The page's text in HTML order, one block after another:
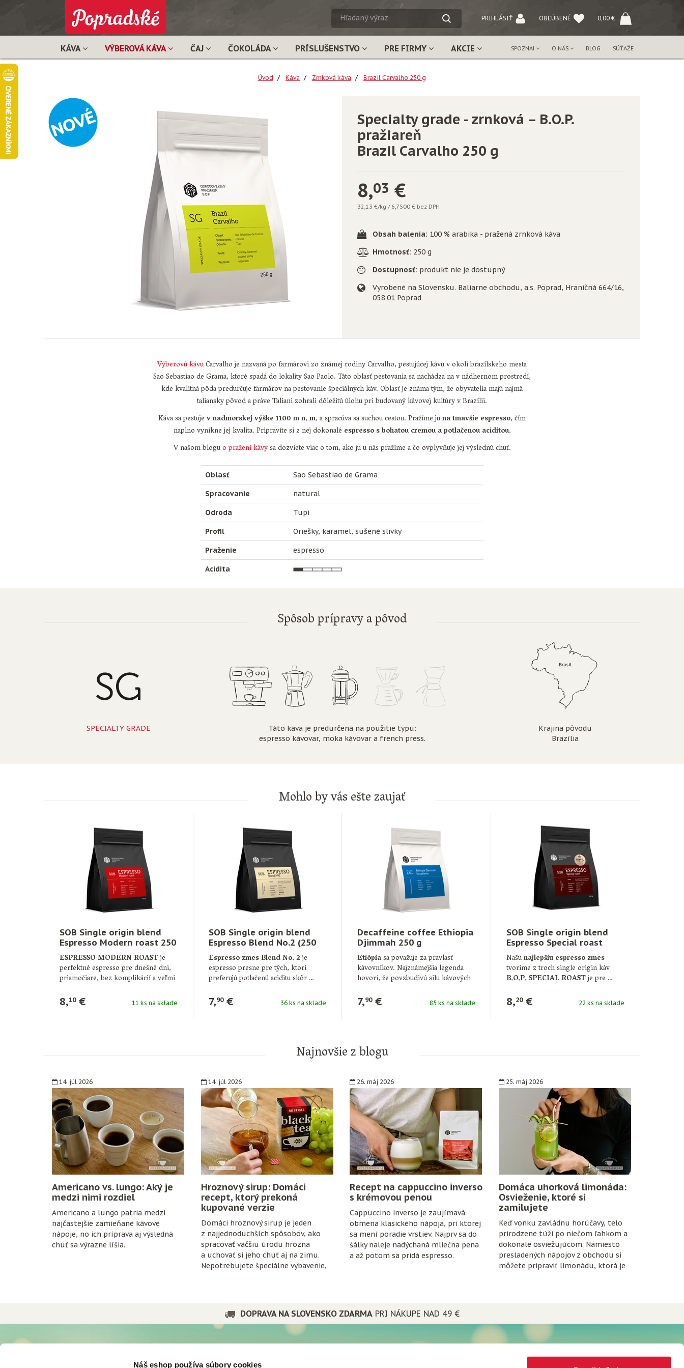
Náš eshop používa súbory cookies
HĽADANÝ
VÝRAZ
PRIHLÁSIŤ OBĽÚBENÉ 0,00 €
KÁVA VÝBEROVÁ KÁVA ČAJ ČOKOLÁDA PRÍSLUŠENSTVO PRE FIRMY AKCIE SPOZNAJ O NÁS BLOG SÚŤAŽE
Úvod Káva Zrnková káva Brazil Carvalho 250 g
Specialty grade - zrnková – B.O.P.
pražiareň
Brazil Carvalho 250 g
8,03 €
32,13 €/kg / 6,7500 € bez DPH
Obsah balenia: 100 % arabika - pražená zrnková káva
Hmotnosť: 250 g
Dostupnosť: produkt nie je dostupný
Vyrobené na Slovensku. Baliarne obchodu, a.s. Poprad, Hraničná 664/16,
058 01 Poprad
Výberovú kávuCarvalho je nazvaná po farmárovi zo známej rodiny Carvalho, pestujúcej kávu v okolí brazílskeho mesta
Sao Sebastiao de Grama, ktoré spadá do lokality Sao Paolo. Táto oblasť pestovania sa nachádza na v nádhernom prostredí,
kde kvalitná pôda predurčuje farmárov na pestovanie špeciálnych káv. Oblasť je známa tým, že obyvatelia majú najmä
taliansky pôvod a práve Taliani zohrali dôležitú úlohu pri budovaný kávovej kultúry v Brazílii.
Káva sa pestujev nadmorskej výške 1100 m n. m.a spracúva sa suchou cestou. Pražíme juna tmavšie espresso, čím
naplno vynikne jej kvalita. Pripravíte si z nej dokonalé espresso s bohatou cremou a potlačenou aciditou.
V našom bloguo pražení kávysa dozviete viac o tom, ako ju u nás pražíme a čo ovplyvňuje jej výslednú chuť.
Oblasť Sao Sebastiao de Grama
Spracovanie natural
Odroda Tupi
Profil Oriešky, karamel, sušené slivky
Praženie espresso
Acidita
Spôsob prípravy a pôvod
SPECIALTY GRADE
Táto káva je predurčená na použitie typu:
espresso kávovar, moka kávovar a french press.
Krajina pôvodu
Brazília
Mohlo by vás ešte zaujať
SOB Single origin blend
Espresso Modern roast 250
g
ESPRESSO MODERN ROASTje
perfektné espresso pre dnešné dni,
priamočiare, bez komplikácií a veľmi
8,10€ 11 ks na sklade
SOB Single origin blend
Espresso Blend No.2 (250
g)
Espresso zmes Blend No. 2je
espresso presne pre tých, ktorí
preferujú potlačenú aciditu skôr …
7,90€ 36 ks na sklade
Decaffeine coffee Ethiopia
Djimmah 250 g
Etiópiasa považuje za pravlasť
kávovníkov. Najznámejšia legenda
hovorí, že povzbudivú silu kávových
7,90€ 85 ks na sklade
SOB Single origin blend
Espresso Special roast
250g
Našunajlepšiu espresso zmes
tvoríme z troch single origin káv
B.O.P. SPECIAL ROASTje pre …
8,20€ 22 ks na sklade
Najnovšie z blogu
14. júl 2026
Americano vs. lungo: Aký je
medzi nimi rozdiel
Americano a lungo patria medzi
najčastejšie zamieňané kávové
nápoje, no ich príprava aj výsledná
chuť sa výrazne líšia.
14. júl 2026
Hroznový sirup: Domáci
recept, ktorý prekoná
kupované verzie
Domáci hroznový sirup je jeden
z najjednoduchších spôsobov, ako
spracovať väčšiu úrodu hrozna
a uchovať si jeho chuť aj na zimu.
Nepotrebujete špeciálne vybavenie,
26. máj 2026
Recept na cappuccino inverso
s krémovou penou
Cappuccino inverso je zaujímavá
obmena klasického nápoja, pri ktorej
sa mení poradie vrstiev. Najprv sa do
šálky naleje nadýchaná mliečna pena
a až potom sa pridá espresso.
25. máj 2026
Domáca uhorková limonáda:
Osvieženie, ktoré si
zamilujete
Keď vonku zavládnu horúčavy, telo
prirodzene túži po niečom ľahkom a
dokonale osviežujúcom. Namiesto
presladených nápojov z obchodu si
môžete pripraviť limonádu, ktorá je
DOPRAVA NA SLOVENSKO ZDARMAPRI NÁKUPE NAD 49 €